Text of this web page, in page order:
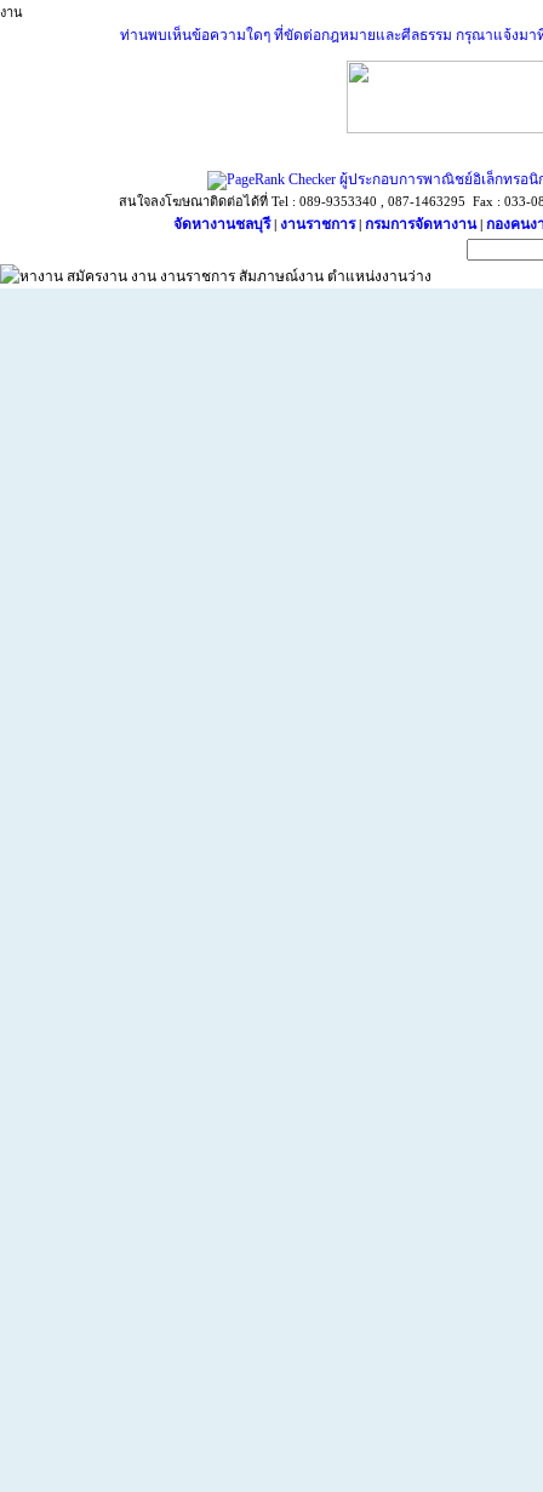
ท่านพบเห็นข้อความใดๆ ที่ขัดต่อกฎหมายและศีลธรรม กรุณาแจ้งมาที่
ผู้ประกอบการพาณิชย์อิเล็กทรอ
สนใจลงโฆษณาติดต่อได้ที่ Tel : 089-9353340 , 087-1463295 Fax : 033-
จัดหางานชลบุรี งานราชการ กรมการจัดหางาน กองคนง